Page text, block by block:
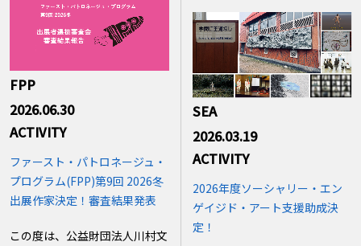
FPP
2026.06.30
ACTIVITY
ファースト・パトロネージュ・
プログラム(FPP)第9回 2026冬
出展作家決定！審査結果発表
この度は、公益財団法人川村文
SEA
2026.03.19
ACTIVITY
2026年度ソーシャリー・エン
ゲイジド・アート支援助成決
定！